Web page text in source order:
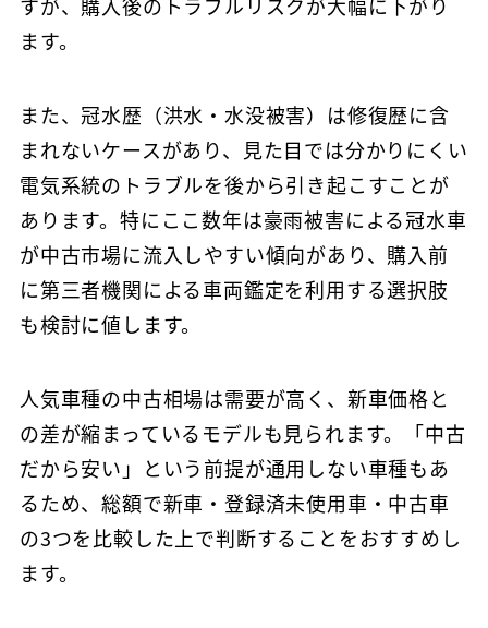
すが、購入後のトラブルリスクが大幅に下がり
ます。
また、冠水歴（洪水・水没被害）は修復歴に含
まれないケースがあり、見た目では分かりにくい
電気系統のトラブルを後から引き起こすことが
あります。特にここ数年は豪雨被害による冠水車
が中古市場に流入しやすい傾向があり、購入前
に第三者機関による車両鑑定を利用する選択肢
も検討に値します。
人気車種の中古相場は需要が高く、新車価格と
の差が縮まっているモデルも見られます。「中古
だから安い」という前提が通用しない車種もあ
るため、総額で新車・登録済未使用車・中古車
の3つを比較した上で判断することをおすすめし
ます。